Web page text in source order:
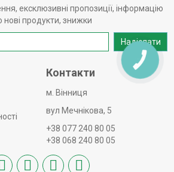
ексклюзивні пропозиції, інформацію
нові продукти, знижки
Надіслати
Контакти
м. Вінниця
вул Мечнікова, 5
+38 077 240 80 05
+38 068 240 80 05
КНОПКА
ЗВ'ЯЗКУ